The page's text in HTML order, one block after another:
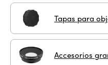
Tapas para
Accesorios